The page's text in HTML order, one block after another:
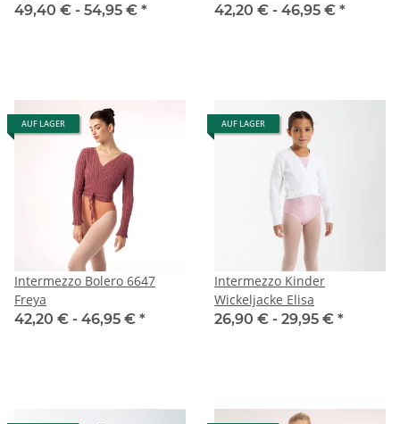
49,40 € - 54,95 € *
42,20 € - 46,95 € *
AUF LAGER
Intermezzo Bolero 6647
Freya
42,20 € - 46,95 € *
AUF LAGER
Intermezzo Kinder
Wickeljacke Elisa
26,90 € - 29,95 € *